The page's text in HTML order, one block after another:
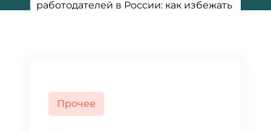
работодателей в России: как избежать
Прочее